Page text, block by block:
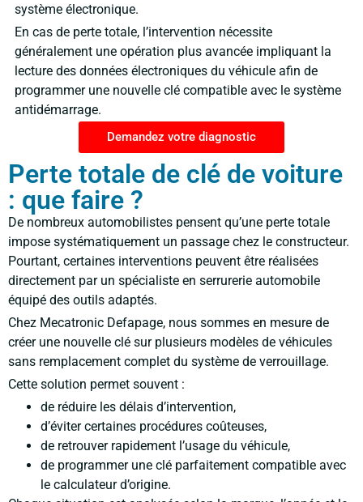
système électronique.
En cas de perte totale, l’intervention nécessite
généralement une opération plus avancée impliquant la
lecture des données électroniques du véhicule afin de
programmer une nouvelle clé compatible avec le système
antidémarrage.
Demandez votre diagnostic
Perte totale de clé de voiture
: que faire ?
De nombreux automobilistes pensent qu’une perte totale
impose systématiquement un passage chez le constructeur.
Pourtant, certaines interventions peuvent être réalisées
directement par un spécialiste en serrurerie automobile
équipé des outils adaptés.
Chez Mecatronic Defapage, nous sommes en mesure de
créer une nouvelle clé sur plusieurs modèles de véhicules
sans remplacement complet du système de verrouillage.
Cette solution permet souvent :
de réduire les délais d’intervention,
d’éviter certaines procédures coûteuses,
de retrouver rapidement l’usage du véhicule,
de programmer une clé parfaitement compatible avec
le calculateur d’origine.